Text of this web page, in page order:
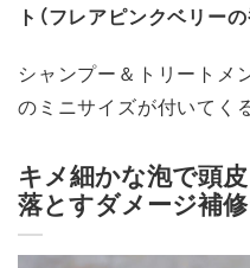
ト（フレアピンクベリー
シャンプー＆トリートメ
のミニサイズが付いてく
キメ細かな泡で頭
落とすダメージ補